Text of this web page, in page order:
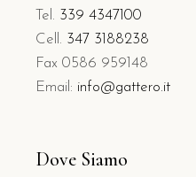
Tel. 339 4347100
Cell. 347 3188238
Fax 0586 959148
Email: info@gattero.it
Dove Siamo